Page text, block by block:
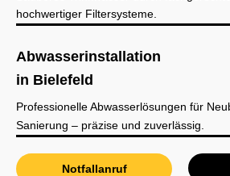
hochwertiger Filtersysteme.
Abwasserinstallation
in Bielefeld
Professionelle Abwasserlösungen für
Sanierung – präzise und zuverlässig.
Notfallanruf